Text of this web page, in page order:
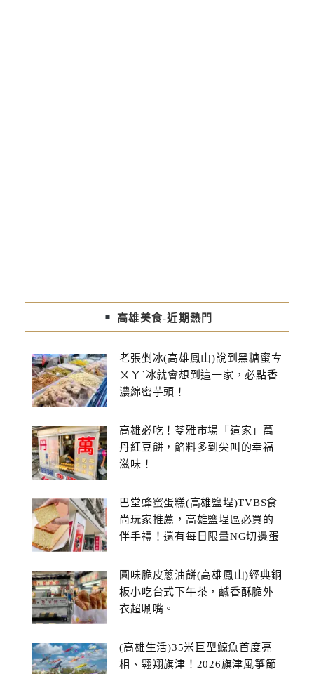
高雄美食-近期熱門
老張剉冰(高雄鳳山)說到黑糖蜜ㄘ
ㄨㄚˋ冰就會想到這一家，必點香
濃綿密芋頭！
高雄必吃！苓雅市場「這家」萬
丹紅豆餅，餡料多到尖叫的幸福
滋味！
巴堂蜂蜜蛋糕(高雄鹽埕)TVBS食
尚玩家推薦，高雄鹽埕區必買的
伴手禮！還有每日限量NG切邊蛋
圓味脆皮蔥油餅(高雄鳳山)經典銅
板小吃台式下午茶，鹹香酥脆外
衣超唰嘴。
(高雄生活)35米巨型鯨魚首度亮
相、翱翔旗津！2026旗津風箏節